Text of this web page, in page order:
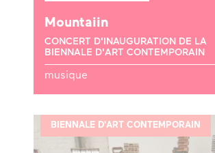
Mountaiin
CONCERT D'INAUGURATION DE LA
BIENNALE D'ART CONTEMPORAIN
musique
BIENNALE D'ART CONTEMPORAIN